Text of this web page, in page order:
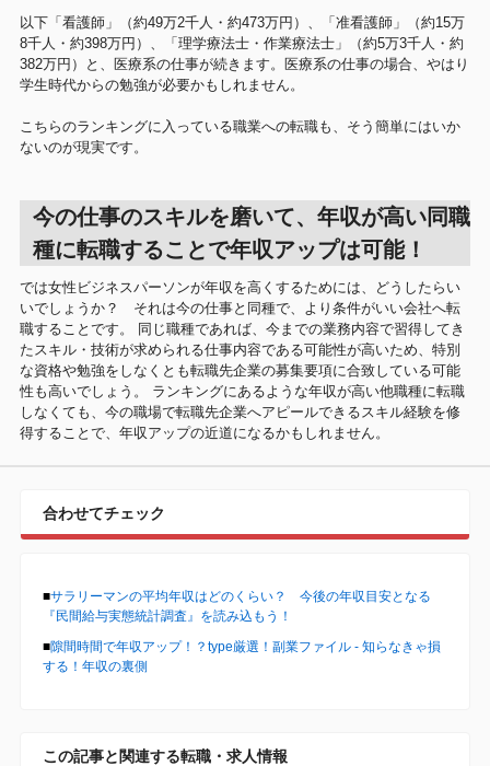
以下「看護師」（約49万2千人・約473万円）、「准看護師」（約15万
8千人・約398万円）、「理学療法士・作業療法士」（約5万3千人・約
382万円）と、医療系の仕事が続きます。医療系の仕事の場合、やはり
学生時代からの勉強が必要かもしれません。
こちらのランキングに入っている職業への転職も、そう簡単にはいか
ないのが現実です。
今の仕事のスキルを磨いて、年収が高い同職
種に転職することで年収アップは可能！
では女性ビジネスパーソンが年収を高くするためには、どうしたらい
いでしょうか？ それは今の仕事と同種で、より条件がいい会社へ転
職することです。 同じ職種であれば、今までの業務内容で習得してき
たスキル・技術が求められる仕事内容である可能性が高いため、特別
な資格や勉強をしなくとも転職先企業の募集要項に合致している可能
性も高いでしょう。 ランキングにあるような年収が高い他職種に転職
しなくても、今の職場で転職先企業へアピールできるスキル経験を修
得することで、年収アップの近道になるかもしれません。
合わせてチェック
■サラリーマンの平均年収はどのくらい？ 今後の年収目安となる
『民間給与実態統計調査』を読み込もう！
■隙間時間で年収アップ！？type厳選！副業ファイル - 知らなきゃ損
する！年収の裏側
この記事と関連する転職・求人情報